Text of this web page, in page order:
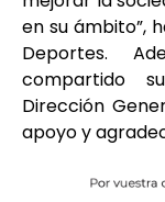
en su ámbito”,
Deportes.
compartido
Dirección
apoyo y